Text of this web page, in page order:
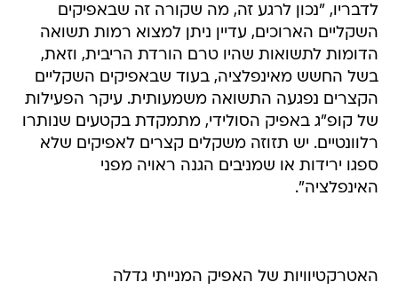
לדבריו, "נכון לרגע זה, מה שקורה זה שבאפיקים
השקליים הארוכים, עדיין ניתן למצוא רמות תשואה
הדומות לתשואות שהיו טרם הורדת הריבית, וזאת,
בשל החשש מאינפלציה, בעוד שבאפיקים השקליים
הקצרים נפגעה התשואה משמעותית. עיקר הפעילות
של קופ"ג באפיק הסולידי, מתמקדת בקטעים שנותרו
רלוונטיים. יש תזוזה משקלים קצרים לאפיקים שלא
ספגו ירידות או שמניבים הגנה ראויה מפני
האינפלציה".
האטרקטיוויות של האפיק המנייתי גדלה